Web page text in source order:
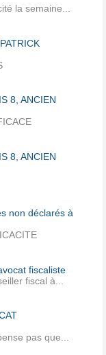
la semaine...
8, ANCIEN
8, ANCIEN
non déclarés à
fiscaliste
fiscal à...
pas que...